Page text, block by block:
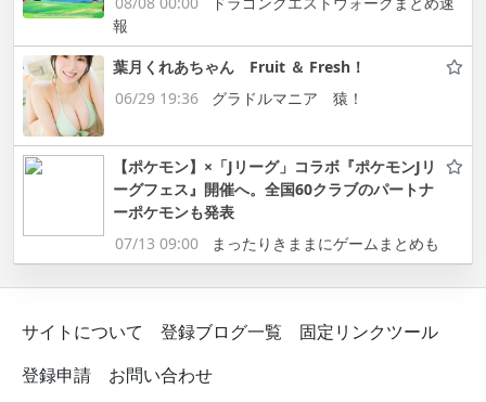
報
葉月くれあちゃん Fruit ＆ Fresh！
06/29 19:36
グラドルマニア 猿！
【ポケモン】×「Jリーグ」コラボ『ポケモンJリ
ーグフェス』開催へ。全国60クラブのパートナ
ーポケモンも発表
07/13 09:00
まったりきままにゲームまとめも
サイトについて 登録ブログ一覧
固定リンクツール
登録申請
お問い合わせ